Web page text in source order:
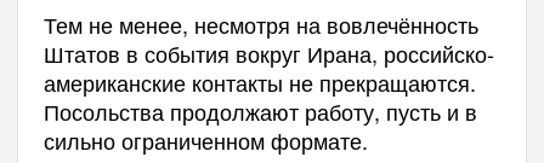
Тем не менее, несмотря на вовлечённость
Штатов в события вокруг Ирана, российско-
американские контакты не прекращаются.
Посольства продолжают работу, пусть и в
сильно ограниченном формате.